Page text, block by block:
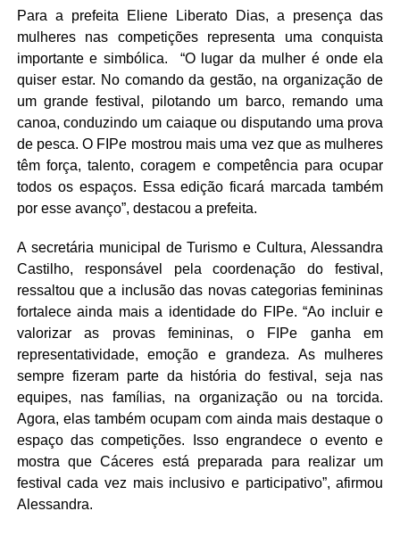
Para a prefeita Eliene Liberato Dias, a presença das
mulheres nas competições representa uma conquista
importante e simbólica. “O lugar da mulher é onde ela
quiser estar. No comando da gestão, na organização de
um grande festival, pilotando um barco, remando uma
canoa, conduzindo um caiaque ou disputando uma prova
de pesca. O FIPe mostrou mais uma vez que as mulheres
têm força, talento, coragem e competência para ocupar
todos os espaços. Essa edição ficará marcada também
por esse avanço”, destacou a prefeita.
A secretária municipal de Turismo e Cultura, Alessandra
Castilho, responsável pela coordenação do festival,
ressaltou que a inclusão das novas categorias femininas
fortalece ainda mais a identidade do FIPe. “Ao incluir e
valorizar as provas femininas, o FIPe ganha em
representatividade, emoção e grandeza. As mulheres
sempre fizeram parte da história do festival, seja nas
equipes, nas famílias, na organização ou na torcida.
Agora, elas também ocupam com ainda mais destaque o
espaço das competições. Isso engrandece o evento e
mostra que Cáceres está preparada para realizar um
festival cada vez mais inclusivo e participativo”, afirmou
Alessandra.